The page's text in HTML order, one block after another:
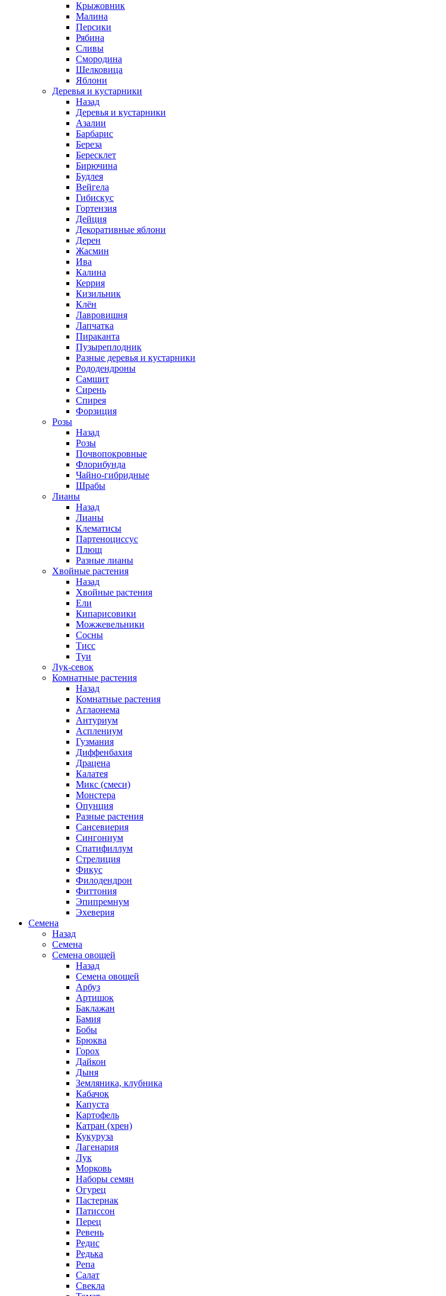
Крыжовник
Малина
Персики
Рябина
Сливы
Смородина
Шелковица
Яблони
Деревья и кустарники
Назад
Деревья и кустарники
Азалии
Барбарис
Береза
Бересклет
Бирючина
Будлея
Вейгела
Гибискус
Гортензия
Дейция
Декоративные яблони
Дерен
Жасмин
Ива
Калина
Керрия
Кизильник
Клён
Лавровишня
Лапчатка
Пираканта
Пузыреплодник
Разные деревья и кустарники
Рододендроны
Самшит
Сирень
Спирея
Форзиция
Розы
Назад
Розы
Почвопокровные
Флорибунда
Чайно-гибридные
Шрабы
Лианы
Назад
Лианы
Клематисы
Партеноциссус
Плющ
Разные лианы
Хвойные растения
Назад
Хвойные растения
Ели
Кипарисовики
Можжевельники
Сосны
Тисс
Туи
Лук-севок
Комнатные растения
Назад
Комнатные растения
Аглаонема
Антуриум
Асплениум
Гузмания
Диффенбахия
Драцена
Калатея
Микс (смеси)
Монстера
Опунция
Разные растения
Сансевиерия
Сингониум
Спатифиллум
Стрелиция
Фикус
Филодендрон
Фиттония
Эпипремнум
Эхеверия
Семена
Назад
Семена
Семена овощей
Назад
Семена овощей
Арбуз
Артишок
Баклажан
Бамия
Бобы
Брюква
Горох
Дайкон
Дыня
Земляника, клубника
Кабачок
Капуста
Картофель
Катран (хрен)
Кукуруза
Лагенария
Лук
Морковь
Наборы семян
Огурец
Пастернак
Патиссон
Перец
Ревень
Редис
Редька
Репа
Салат
Свекла